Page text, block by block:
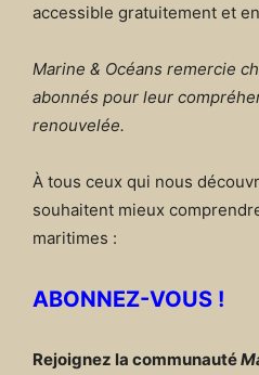
accessible gratuitement et
Marine & Océans remercie
abonnés pour leur
renouvelée.
À tous ceux qui nous
souhaitent mieux
maritimes :
ABONNEZ-VOUS !
Rejoignez la communauté